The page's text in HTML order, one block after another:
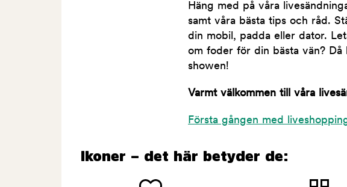
Häng med på våra
samt våra bästa tips och råd.
din mobil, padda eller dator.
om foder för din bästa vän?
showen!
Varmt välkommen till våra
Första gången med
Ikoner – det här betyder de: